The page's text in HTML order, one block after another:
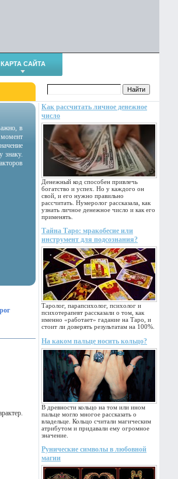
КАРТА САЙТА
Как рассчитать личное денежное
число
Денежный код способен привлечь
богатство и успех. Но у каждого он
свой, и его нужно правильно
рассчитать. Нумеролог рассказала, как
узнать личное денежное число и как его
применять.
Тайна Таро: мракобесие или
инструмент для подсознания?
Таролог, парапсихолог, психолог и
психотерапевт рассказали о том, как
именно «работает» гадание на Таро, и
стоит ли доверять результатам на 100%.
На каком пальце носить кольцо?
В древности кольцо на том или ином
пальце могло многое рассказать о
владельце. Кольцо считали магическим
атрибутом и придавали ему огромное
значение.
Рунические символы в любовной
магии
в
знаку.